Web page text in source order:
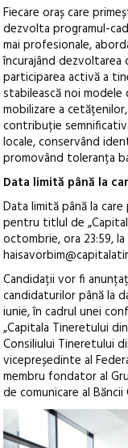
Fiecare oraș care
dezvolta programul-
mai profesionale,
încurajând
participarea activă a
stabilească noi
mobilizare a
contribuție
locale, conservând
promovând toleranța
Data limită până la
Data limită până la
pentru titlul de
octombrie, ora 23:59,
Candidații vor fi
candidaturilor până la
iunie, în cadrul unei
„Capitala Tineretului
Consiliului Tineretului
vicepreședinte al
membru fondator al
de comunicare al Băncii